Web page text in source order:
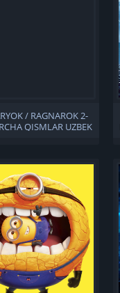
/ RAGNAROK 2-
QISMLAR UZBEK